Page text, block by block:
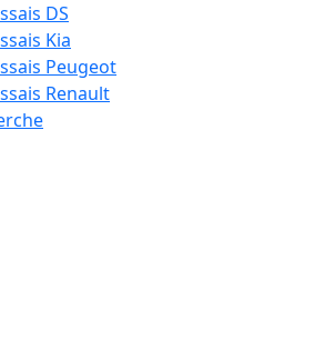
DS
Kia
Peugeot
Renault